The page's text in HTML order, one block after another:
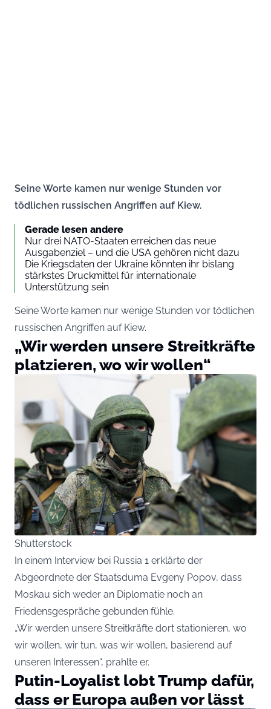
Seine Worte kamen nur wenige Stunden vor
tödlichen russischen Angriffen auf Kiew.
Gerade lesen andere
Nur drei NATO-Staaten erreichen das neue
Ausgabenziel – und die USA gehören nicht dazu
Die Kriegsdaten der Ukraine könnten ihr bislang
stärkstes Druckmittel für internationale
Unterstützung sein
Seine Worte kamen nur wenige Stunden vor tödlichen
russischen Angriffen auf Kiew.
„Wir werden unsere Streitkräfte
platzieren, wo wir wollen“
Shutterstock
In einem Interview bei Russia 1 erklärte der
Abgeordnete der Staatsduma Evgeny Popov, dass
Moskau sich weder an Diplomatie noch an
Friedensgespräche gebunden fühle.
„Wir werden unsere Streitkräfte dort stationieren, wo
wir wollen, wir tun, was wir wollen, basierend auf
unseren Interessen“, prahlte er.
Putin-Loyalist lobt Trump dafür,
dass er Europa außen vor lässt